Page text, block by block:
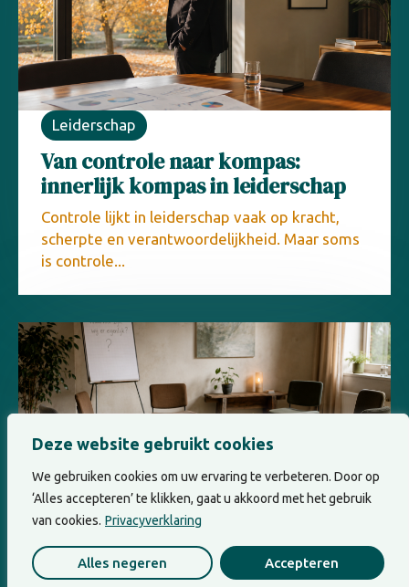
Deze website gebruikt cookies
We gebruiken cookies om uw ervaring te verbeteren. Door op
‘Alles accepteren’ te klikken, gaat u akkoord met het gebruik
van cookies. Privacyverklaring
Alles negeren Accepteren
Leiderschap
Van controle naar kompas:
innerlijk kompas in leiderschap
Controle lijkt in leiderschap vaak op kracht,
scherpte en verantwoordelijkheid. Maar soms
is controle...
Leiderschap